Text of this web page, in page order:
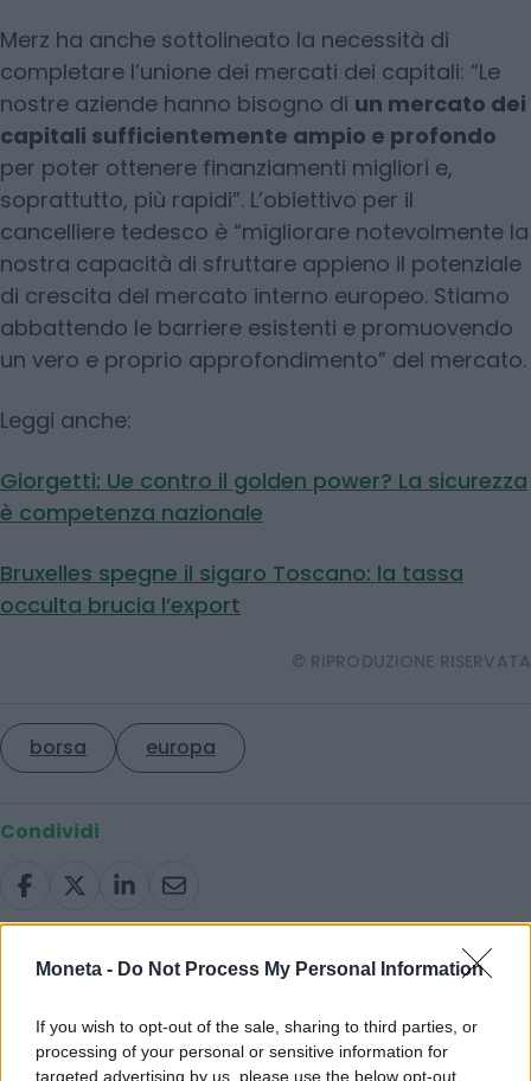
Moneta - Do Not Process My Personal Information
If you wish to opt-out of the sale, sharing to third parties, or
processing of your personal or sensitive information for
targeted advertising by us, please use the below opt-out
Merz ha anche sottolineato la necessità di
completare l’unione dei mercati dei capitali: “Le
nostre aziende hanno bisogno di un mercato dei
capitali sufficientemente ampio e profondo
per poter ottenere finanziamenti migliori e,
soprattutto, più rapidi”. L’obiettivo per il
cancelliere tedesco è “migliorare notevolmente la
nostra capacità di sfruttare appieno il potenziale
di crescita del mercato interno europeo. Stiamo
abbattendo le barriere esistenti e promuovendo
un vero e proprio approfondimento” del mercato.
Leggi anche:
Giorgetti: Ue contro il golden power? La sicurezza
è competenza nazionale
Bruxelles spegne il sigaro Toscano: la tassa
occulta brucia l’export
© RIPRODUZIONE RISERVATA
borsa europa
Condividi
Scegli Moneta come fonte preferita